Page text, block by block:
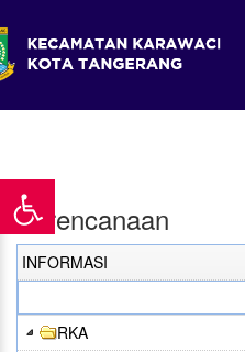
Home/ Informasi
Perencanaan
INFORMASI
RKA